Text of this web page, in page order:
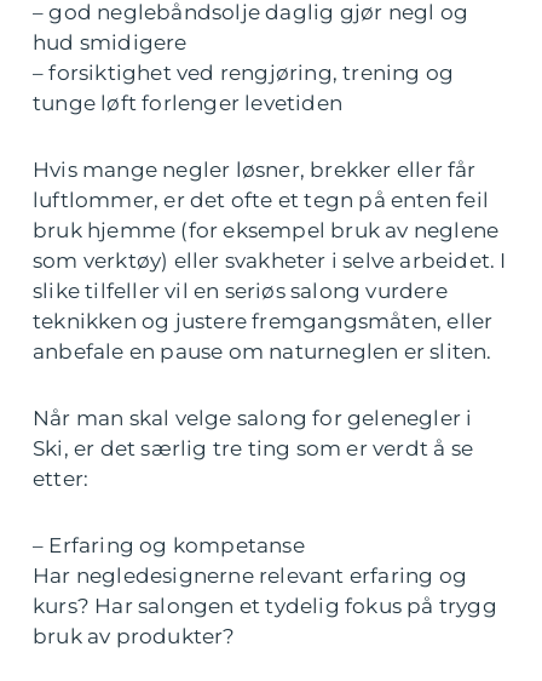
– god neglebåndsolje daglig gjør negl og
hud smidigere
– forsiktighet ved rengjøring, trening og
tunge løft forlenger levetiden
Hvis mange negler løsner, brekker eller får
luftlommer, er det ofte et tegn på enten feil
bruk hjemme (for eksempel bruk av neglene
som verktøy) eller svakheter i selve arbeidet. I
slike tilfeller vil en seriøs salong vurdere
teknikken og justere fremgangsmåten, eller
anbefale en pause om naturneglen er sliten.
Når man skal velge salong for gelenegler i
Ski, er det særlig tre ting som er verdt å se
etter:
– Erfaring og kompetanse
Har negledesignerne relevant erfaring og
kurs? Har salongen et tydelig fokus på trygg
bruk av produkter?